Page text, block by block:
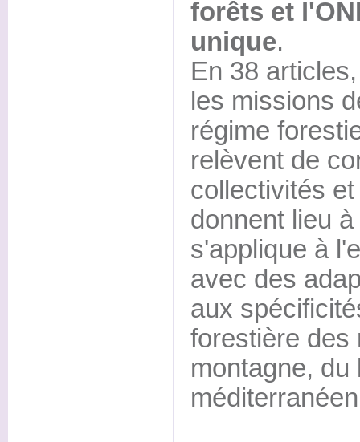
forêts et
unique.
En 38
les missions
régime
relèvent de
collectivités
donnent lieu
s'applique à
avec des
aux
forestière des
montagne, du